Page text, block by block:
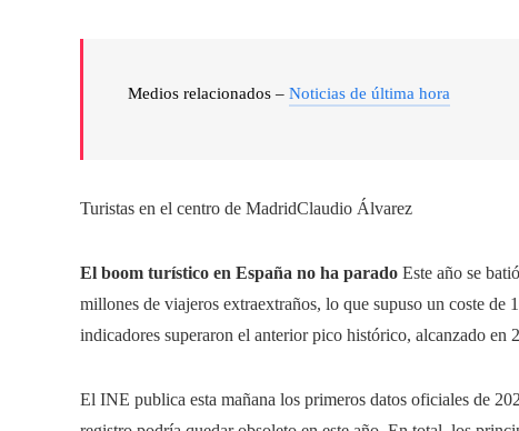
Medios relacionados – Noticias de última hora
Turistas en el centro de MadridClaudio Álvarez
El boom turístico en España no ha parado Este año se
millones de viajeros extraextraños, lo que supuso un coste de
indicadores superaron el anterior pico histórico, alcanzado
El INE publica esta mañana los primeros datos oficiales de